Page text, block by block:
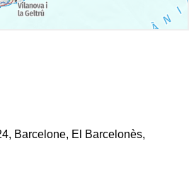
Barcelone, El Barcelonès,